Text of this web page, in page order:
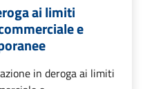
ai limiti
e
in deroga ai limiti